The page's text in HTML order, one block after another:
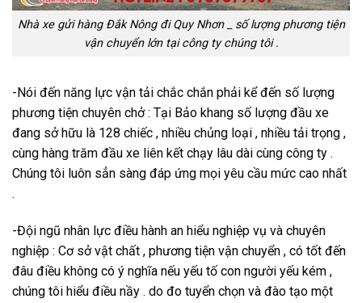
Nhà xe gửi hàng Đắk Nông đi Quy Nhơn _ số lượng phương tiện
vận chuyển lớn tại công ty chúng tôi .
-Nói đến năng lực vận tải chắc chắn phải kể đến số lượng
phương tiện chuyên chở : Tại Bảo khang số lượng đầu xe
đang sở hữu là 128 chiếc , nhiều chủng loại , nhiều tải trọng ,
cùng hàng trăm đầu xe liên kết chạy lâu dài cùng công ty .
Chúng tôi luôn sẳn sàng đáp ứng mọi yêu cầu mức cao nhất
.
-Đội ngũ nhân lực điều hành an hiểu nghiệp vụ và chuyên
nghiệp : Cơ sở vật chất , phương tiện vận chuyển , có tốt đến
đâu điều không có ý nghĩa nếu yếu tố con người yếu kém ,
chúng tôi hiểu điều nầy . do đo tuyển chọn và đào tạo một